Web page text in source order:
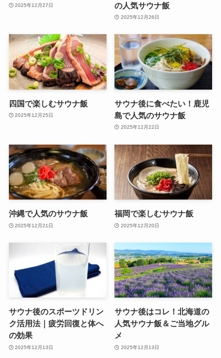
2025年12月27日
の人気サウナ飯
2025年12月26日
四国で楽しむサウナ飯
2025年12月25日
サウナ後に食べたい！鹿児
島で人気のサウナ飯
2025年12月22日
沖縄で人気のサウナ飯
2025年12月21日
福岡で楽しむサウナ飯
2025年12月20日
サウナ後のスポーツドリン
ク活用法｜疲労回復と体へ
の効果
2025年12月13日
サウナ後はコレ！北海道の
人気サウナ飯＆ご当地グル
メ
2025年12月13日